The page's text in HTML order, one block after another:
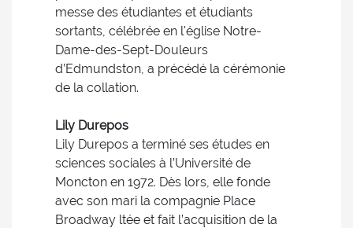
messe des étudiantes et étudiants
sortants, célébrée en l'église Notre-
Dame-des-Sept-Douleurs
d’Edmundston, a précédé la cérémonie
de la collation.
Lily Durepos
Lily Durepos a terminé ses études en
sciences sociales à l’Université de
Moncton en 1972. Dès lors, elle fonde
avec son mari la compagnie Place
Broadway ltée et fait l’acquisition de la